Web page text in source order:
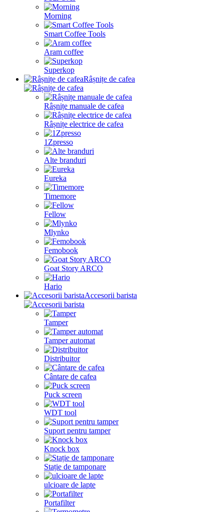
Morning
Smart Coffee Tools
Aram coffee
Superkop
Râșnițe de cafea
Râșnițe manuale de cafea
Râșnițe electrice de cafea
1Zpresso
Alte branduri
Eureka
Timemore
Fellow
Mlynko
Femobook
Goat Story ARCO
Hario
Accesorii barista
Tamper
Tamper automat
Distribuitor
Cântare de cafea
Puck screen
WDT tool
Suport pentru tamper
Knock box
Stație de tamponare
ulcioare de lapte
Portafilter